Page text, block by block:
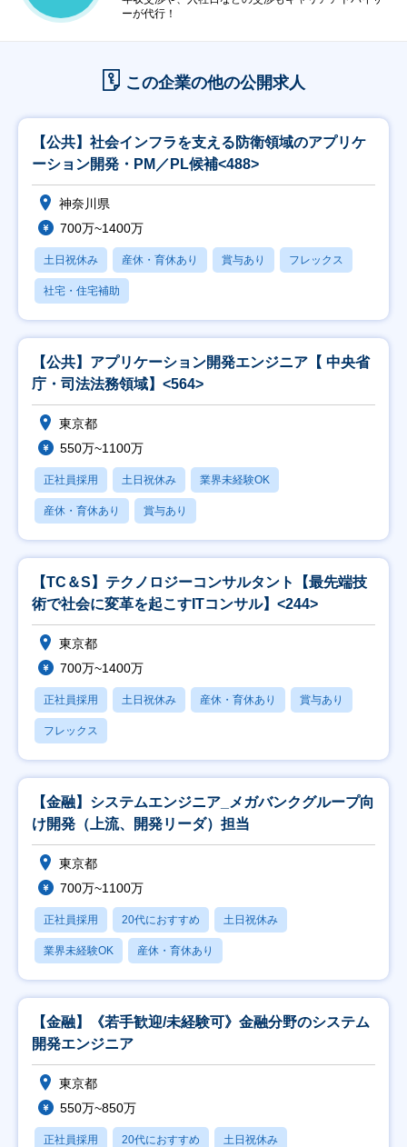
ーが代行！
この企業の他の公開求人
【公共】社会インフラを支える防衛領域のアプリケ
ーション開発・PM／PL候補<488>
神奈川県
700万~1400万
土日祝休み 産休・育休あり 賞与あり フレックス
社宅・住宅補助
【公共】アプリケーション開発エンジニア【 中央省
庁・司法法務領域】<564>
東京都
550万~1100万
正社員採用 土日祝休み 業界未経験OK
産休・育休あり 賞与あり
【TC＆S】テクノロジーコンサルタント【最先端技
術で社会に変革を起こすITコンサル】<244>
東京都
700万~1400万
正社員採用 土日祝休み 産休・育休あり 賞与あり
フレックス
【金融】システムエンジニア_メガバンクグループ向
け開発（上流、開発リーダ）担当
東京都
700万~1100万
正社員採用 20代におすすめ 土日祝休み
業界未経験OK 産休・育休あり
【金融】《若手歓迎/未経験可》金融分野のシステム
開発エンジニア
東京都
550万~850万
正社員採用 20代におすすめ 土日祝休み